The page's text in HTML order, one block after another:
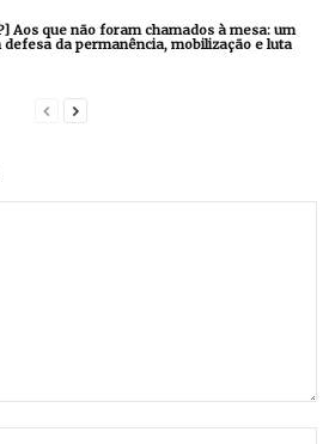
Aos que não foram chamados à mesa: um
da permanência, mobilização e luta